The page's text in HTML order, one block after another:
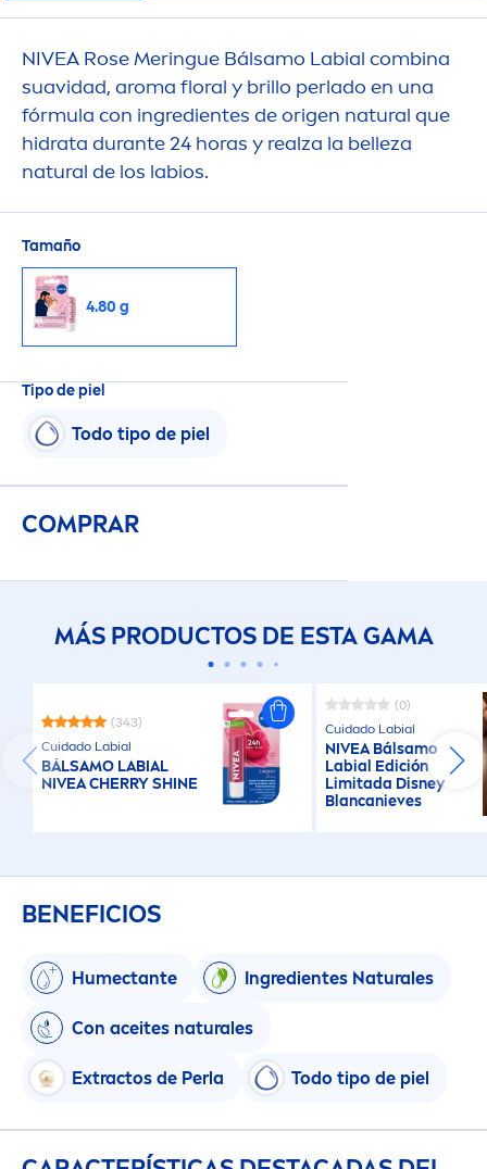
NIVEA RoseMeringue Bálsamo Labial combina
suavidad, aroma floral y brillo perlado en una
fórmula con ingredientes de origen natural que
hidrata durante 24 horas y realza la belleza
natural de los labios.
Tamaño
4.80 g
Tipo de piel
Todo tipo de piel
COMPRAR
MÁS PRODUCTOS DE ESTA GAMA
(343)
Cuidado Labial
BÁLSAMO LABIAL
NIVEACHERRYSHINE
(0)
Cuidado Labial
NIVEABálsamo
Labial Edición
Limitada Disney
Blancanieves
BENEFICIOS
Humectante Ingredientes Naturales
Con aceites naturales
Extractos de Perla Todo tipo de piel